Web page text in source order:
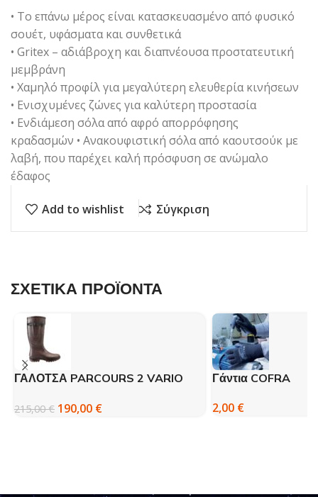
• Το επάνω μέρος είναι κατασκευασμένο από φυσικό
σουέτ, υφάσματα και συνθετικά
• Gritex – αδιάβροχη και διαπνέουσα προστατευτική
μεμβράνη
• Χαμηλό προφίλ για μεγαλύτερη ελευθερία κινήσεων
• Ενισχυμένες ζώνες για καλύτερη προστασία
• Ενδιάμεση σόλα από αφρό απορρόφησης
κραδασμών • Ανακουφιστική σόλα από καουτσούκ με
λαβή, που παρέχει καλή πρόσφυση σε ανώμαλο
έδαφος
Add to wishlist Σύγκριση
ΣΧΕΤΙΚΑ ΠΡΟΪΟΝΤΑ
ΓΑΛΟΤΣΑ PARCOURS 2 VARIO
215,00€ 190,00 €
Γάντια COFRA
2,00 €